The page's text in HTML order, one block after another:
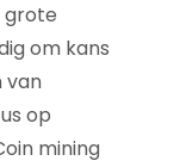
grote
om kans
van
op
mining